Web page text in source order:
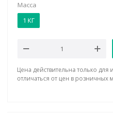
Масса
1 КГ
Цена действительна только
отличаться от цен в розничных